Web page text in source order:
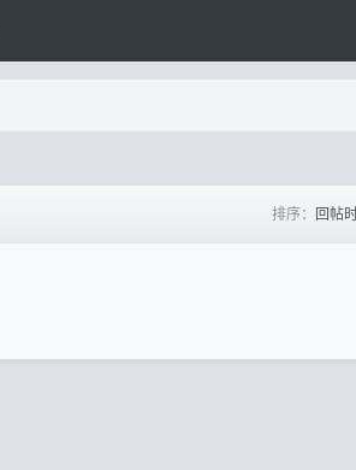
排序： 回帖